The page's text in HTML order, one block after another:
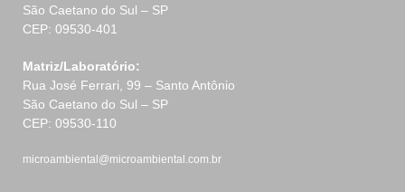
São Caetano do Sul – SP
CEP: 09530-401
Matriz/Laboratório:
Rua José Ferrari, 99 – Santo Antônio
São Caetano do Sul – SP
CEP: 09530-110
microambiental@microambiental.com.br